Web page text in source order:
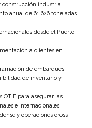
construcción industrial.
anual de 61,626 toneladas
desde el Puerto
a clientes en
de embarques
de inventario y
para asegurar las
e Internacionales.
y operaciones cross-